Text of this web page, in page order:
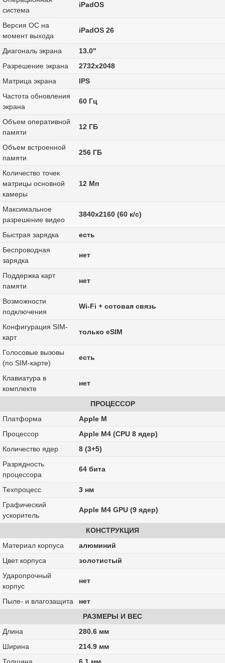
система
iPadOS
Версия ОС на
момент выхода
iPadOS 26
Диагональ экрана
13.0"
Разрешение экрана
2732x2048
Матрица экрана
IPS
Частота обновления
экрана
60 Гц
Объем оперативной
памяти
12 ГБ
Объем встроенной
памяти
256 ГБ
Количество точек
матрицы основной
камеры
12 Мп
Максимальное
разрешение видео
3840x2160 (60 к/с)
Быстрая зарядка
есть
Беспроводная
зарядка
нет
Поддержка карт
памяти
нет
Возможности
подключения
Wi-Fi + сотовая связь
Конфигурация SIM-
карт
только eSIM
Голосовые вызовы
(по SIM-карте)
есть
Клавиатура в
комплекте
нет
ПРОЦЕССОР
Платформа
Apple M
Процессор
Apple M4 (CPU 8 ядер)
Количество ядер
8 (3+5)
Разрядность
процессора
64 бита
Техпроцесс
3 нм
Графический
ускоритель
Apple M4 GPU (9 ядер)
КОНСТРУКЦИЯ
Материал корпуса
алюминий
Цвет корпуса
золотистый
Ударопрочный
корпус
нет
Пыле- и влагозащита
нет
РАЗМЕРЫ И ВЕС
Длина
280.6 мм
Ширина
214.9 мм
Толщина
6.1 мм